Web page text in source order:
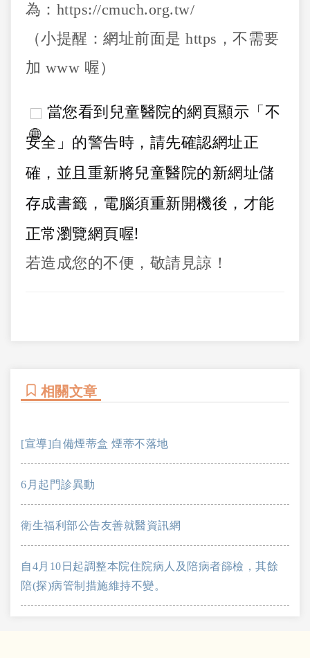
為：https://cmuch.org.tw/
（小提醒：網址前面是 https，不需要
加 www 喔）
當您看到兒童醫院的網頁顯示「不
安全」的警告時，請先確認網址正
確，並且重新將兒童醫院的新網址儲
存成書籤，電腦須重新開機後，才能
正常瀏覽網頁喔!
若造成您的不便，敬請見諒！
相關文章
[宣導]自備煙蒂盒 煙蒂不落地
6月起門診異動
衛生福利部公告友善就醫資訊網
自4月10日起調整本院住院病人及陪病者篩檢，其餘
陪(探)病管制措施維持不變。